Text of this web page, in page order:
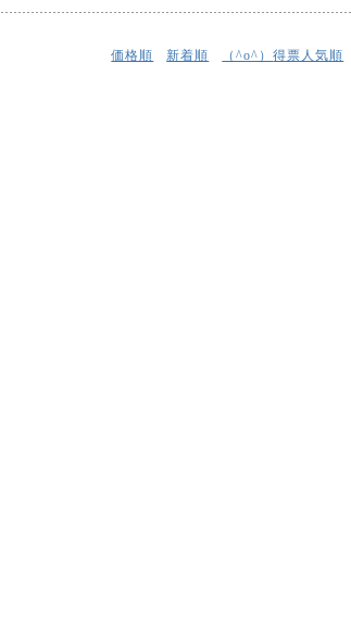
価格順 新着順 （^o^）得票人気順